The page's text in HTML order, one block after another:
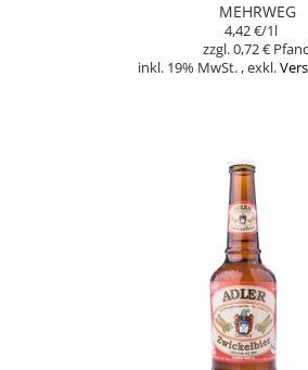
MEHRWEG
4,42 €/1l
0,72 €
inkl. 19% MwSt. ,exkl.